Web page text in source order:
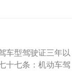
车型驾驶证三年以
十七条：机动车驾
警车、消防车、救